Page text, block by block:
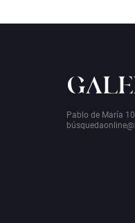
Pablo de María
bú